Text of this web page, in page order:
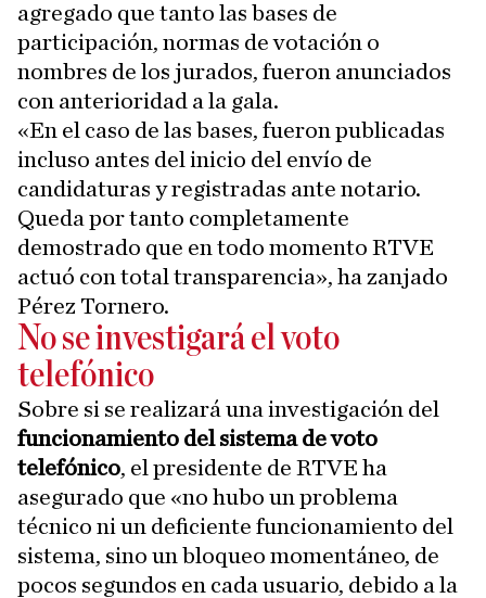
agregado que tanto las bases de
participación, normas de votación o
nombres de los jurados, fueron anunciados
con anterioridad a la gala.
«En el caso de las bases, fueron publicadas
incluso antes del inicio del envío de
candidaturas y registradas ante notario.
Queda por tanto completamente
demostrado que en todo momento RTVE
actuó con total transparencia», ha zanjado
Pérez Tornero.
No se investigará el voto
telefónico
Sobre si se realizará una investigación del
funcionamiento del sistema de voto
telefónico, el presidente de RTVE ha
asegurado que «no hubo un problema
técnico ni un deficiente funcionamiento del
sistema, sino un bloqueo momentáneo, de
pocos segundos en cada usuario, debido a la